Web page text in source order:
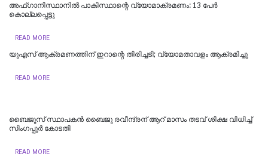
അഫ്ഗാനിസ്ഥാനിൽ പാകിസ്ഥാന്റെ വ്യോമാക്രമണം: 13 പേർ
കൊല്ലപ്പെട്ടു
READ MORE
യുഎസ് ആക്രമണത്തിന് ഇറാന്റെ തിരിച്ചടി; വ്യോമതാവളം ആക്രമിച്ചു
READ MORE
ബൈജൂസ് സ്ഥാപകൻ ബൈജു രവീന്ദ്രന് ആറ് മാസം തടവ് ശിക്ഷ വിധിച്ച്
സിംഗപ്പുർ കോടതി
READ MORE